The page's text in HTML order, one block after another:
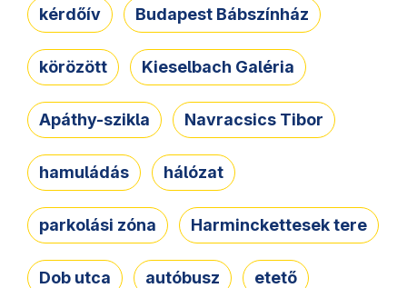
kérdőív Budapest Bábszínház
körözött Kieselbach Galéria
Apáthy-szikla Navracsics Tibor
hamuládás hálózat
parkolási zóna Harminckettesek tere
Dob utca autóbusz etető